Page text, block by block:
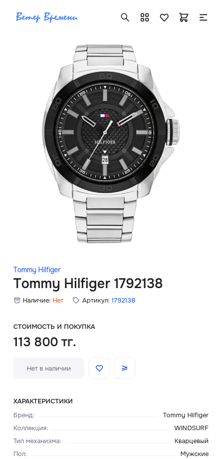
Tommy Hilfiger
Tommy Hilfiger 1792138
Наличие: Нет Артикул: 1792138
СТОИМОСТЬ И ПОКУПКА
113 800 тг.
Нет в наличии
ХАРАКТЕРИСТИКИ
Бренд:
Tommy Hilfiger
Коллекция:
WINDSURF
Тип механизма:
Кварцевый
Пол:
Мужские
+7 ( 705 ) 181-42-50
info@vetervremeni.kz
Авторизация
Каталог
Мужские часы
Женские часы
Скидки
Главная
О нас